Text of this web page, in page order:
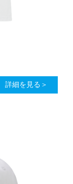
詳細を見る＞